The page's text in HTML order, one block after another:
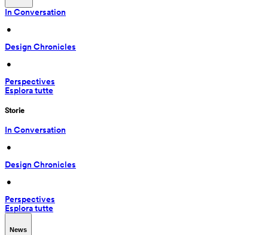
In Conversation
•
Design Chronicles
•
Perspectives
Esplora tutte
Storie
In Conversation
•
Design Chronicles
•
Perspectives
Esplora tutte
News